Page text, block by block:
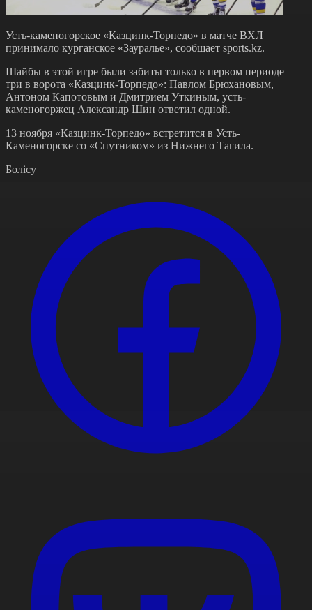
Усть-каменогорское «Казцинк-Торпедо» в матче ВХЛ
принимало курганское «Зауралье», сообщает sports.kz.
Шайбы в этой игре были забиты только в первом периоде —
три в ворота «Казцинк-Торпедо»: Павлом Брюхановым,
Антоном Капотовым и Дмитрием Уткиным, усть-
каменогоржец Александр Шин ответил одной.
13 ноября «Казцинк-Торпедо» встретится в Усть-
Каменогорске со «Спутником» из Нижнего Тагила.
Бөлісу